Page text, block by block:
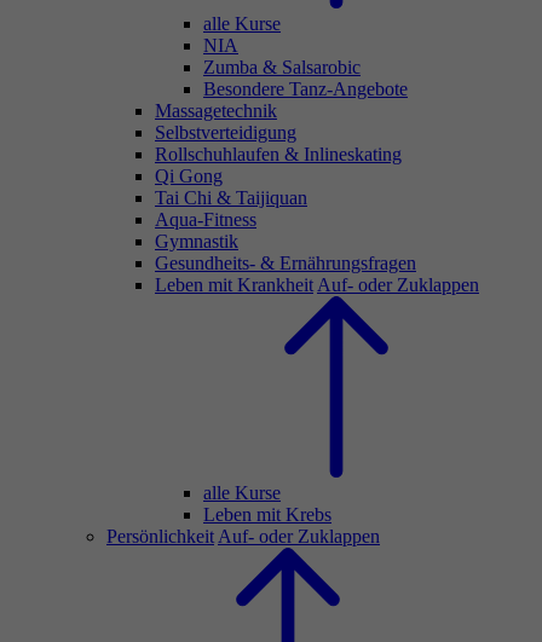
alle Kurse
NIA
Zumba & Salsarobic
Besondere Tanz-Angebote
Massagetechnik
Selbstverteidigung
Rollschuhlaufen & Inlineskating
Qi Gong
Tai Chi & Taijiquan
Aqua-Fitness
Gymnastik
Gesundheits- & Ernährungsfragen
Leben mit Krankheit Auf- oder Zuklappen
alle Kurse
Leben mit Krebs
Persönlichkeit Auf- oder Zuklappen